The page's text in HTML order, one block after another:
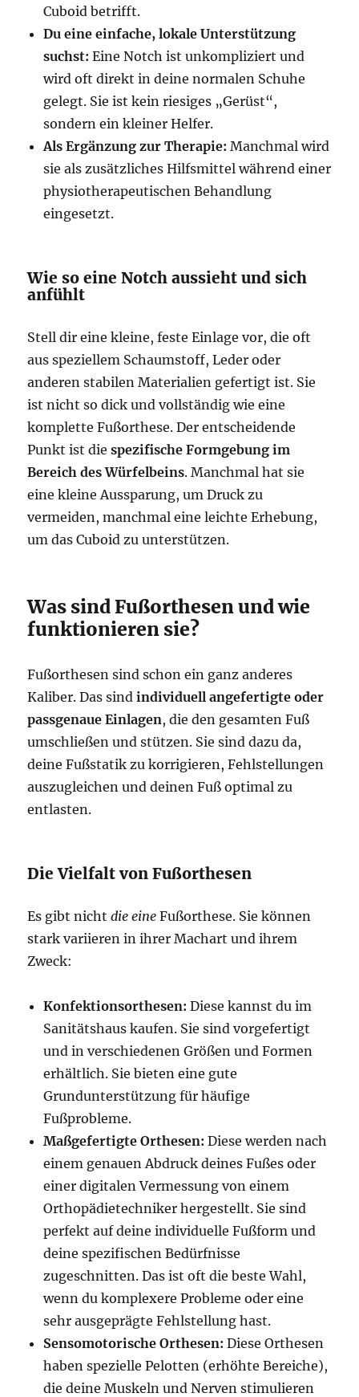
Cuboid betrifft.
Du eine einfache, lokale Unterstützung
suchst: Eine Notch ist unkompliziert und
wird oft direkt in deine normalen Schuhe
gelegt. Sie ist kein riesiges „Gerüst“,
sondern ein kleiner Helfer.
Als Ergänzung zur Therapie: Manchmal wird
sie als zusätzliches Hilfsmittel während einer
physiotherapeutischen Behandlung
eingesetzt.
Wie so eine Notch aussieht und sich
anfühlt
Stell dir eine kleine, feste Einlage vor, die oft
aus speziellem Schaumstoff, Leder oder
anderen stabilen Materialien gefertigt ist. Sie
ist nicht so dick und vollständig wie eine
komplette Fußorthese. Der entscheidende
Punkt ist diespezifische Formgebung im
Bereich des Würfelbeins. Manchmal hat sie
eine kleine Aussparung, um Druck zu
vermeiden, manchmal eine leichte Erhebung,
um das Cuboid zu unterstützen.
Was sind Fußorthesen und wie
funktionieren sie?
Fußorthesen sind schon ein ganz anderes
Kaliber. Das sindindividuell angefertigte oder
passgenaue Einlagen, die den gesamten Fuß
umschließen und stützen. Sie sind dazu da,
deine Fußstatik zu korrigieren, Fehlstellungen
auszugleichen und deinen Fuß optimal zu
entlasten.
Die Vielfalt von Fußorthesen
Es gibt nichtdie eine Fußorthese. Sie können
stark variieren in ihrer Machart und ihrem
Zweck:
Konfektionsorthesen: Diese kannst du im
Sanitätshaus kaufen. Sie sind vorgefertigt
und in verschiedenen Größen und Formen
erhältlich. Sie bieten eine gute
Grundunterstützung für häufige
Fußprobleme.
Maßgefertigte Orthesen: Diese werden nach
einem genauen Abdruck deines Fußes oder
einer digitalen Vermessung von einem
Orthopädietechniker hergestellt. Sie sind
perfekt auf deine individuelle Fußform und
deine spezifischen Bedürfnisse
zugeschnitten. Das ist oft die beste Wahl,
wenn du komplexere Probleme oder eine
sehr ausgeprägte Fehlstellung hast.
Sensomotorische Orthesen: Diese Orthesen
haben spezielle Pelotten (erhöhte Bereiche),
die deine Muskeln und Nerven stimulieren